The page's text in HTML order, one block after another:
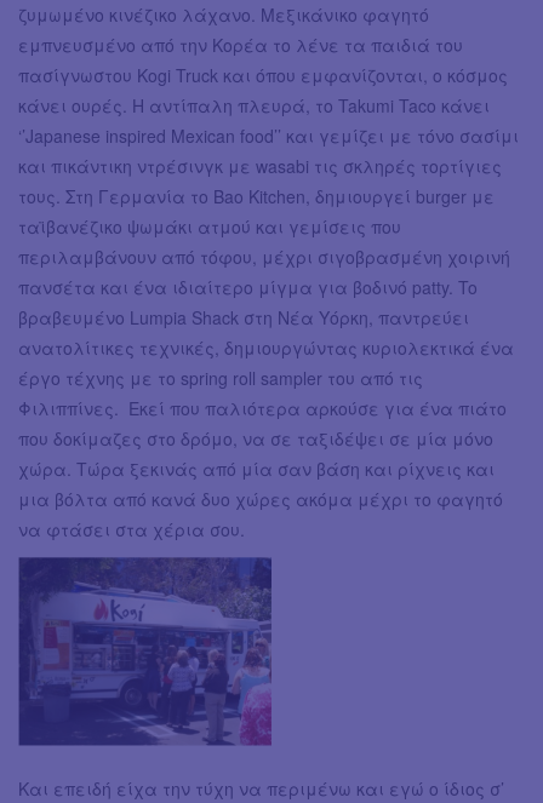
ζυμωμένο κινέζικο λάχανο. Μεξικάνικο φαγητό
εμπνευσμένο από την Κορέα το λένε τα παιδιά του
πασίγνωστου Kogi Truck και όπου εμφανίζονται, ο κόσμος
κάνει ουρές. Η αντίπαλη πλευρά, το Takumi Taco κάνει
‘’Japanese inspired Mexican food’’ και γεμίζει με τόνο σασίμι
και πικάντικη ντρέσινγκ με wasabi τις σκληρές τορτίγιες
τους. Στη Γερμανία το Bao Kitchen, δημιουργεί burger με
ταϊβανέζικο ψωμάκι ατμού και γεμίσεις που
περιλαμβάνουν από τόφου, μέχρι σιγοβρασμένη χοιρινή
πανσέτα και ένα ιδιαίτερο μίγμα για βοδινό patty. To
βραβευμένο Lumpia Shack στη Νέα Υόρκη, παντρεύει
ανατολίτικες τεχνικές, δημιουργώντας κυριολεκτικά ένα
έργο τέχνης με το spring roll sampler του από τις
Φιλιππίνες. Εκεί που παλιότερα αρκούσε για ένα πιάτο
που δοκίμαζες στο δρόμο, να σε ταξιδέψει σε μία μόνο
χώρα. Τώρα ξεκινάς από μία σαν βάση και ρίχνεις και
μια βόλτα από κανά δυο χώρες ακόμα μέχρι το φαγητό
να φτάσει στα χέρια σου.
Και επειδή είχα την τύχη να περιμένω και εγώ ο ίδιος σ’